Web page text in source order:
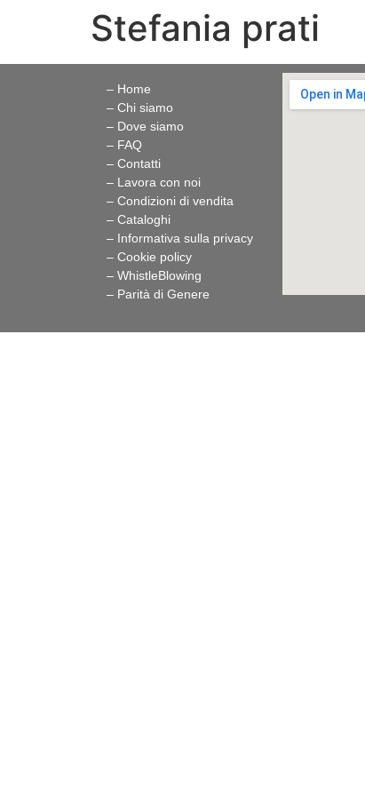
Stefania prati
– Home
– Chi siamo
– Dove siamo
– FAQ
– Contatti
– Lavora con noi
– Condizioni di vendita
– Cataloghi
– Informativa sulla privacy
– Cookie policy
– WhistleBlowing
– Parità di Genere